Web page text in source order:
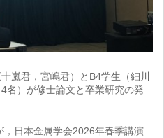
君，宮嶋君）とB4学生（細川
名）が修士論文と卒業研究の発
日本金属学会2026年春季講演